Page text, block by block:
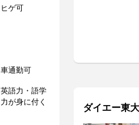
ヒゲ可
車通勤可
英語力・語学
力が身に付く
ダイエー東